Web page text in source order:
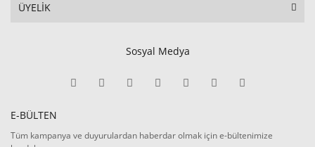
ÜYELİK
Sosyal Medya
E-BÜLTEN
Tüm kampanya ve duyurulardan haberdar olmak için e-bültenimize